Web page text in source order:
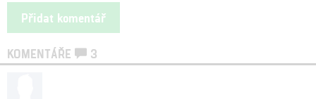
KOMENTÁŘE 3